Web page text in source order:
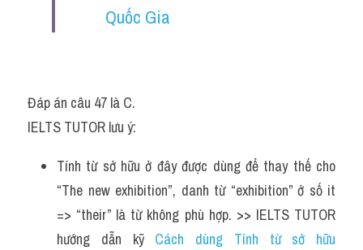
Quốc Gia
Đáp án câu 47 là C.
IELTS TUTOR lưu ý:
Tính từ sở hữu ở đây được dùng để thay thế cho
“The new exhibition”, danh từ “exhibition” ở số it
=> “their” là từ không phù hợp. >> IELTS TUTOR
hướng dẫn kỹ Cách dùng Tính từ sở hữu